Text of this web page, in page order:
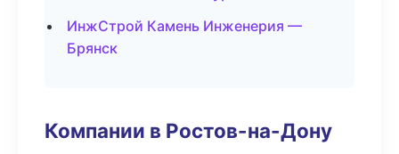
ИнжСтрой Камень Инженерия —
Брянск
Компании в Ростов-на-Дону